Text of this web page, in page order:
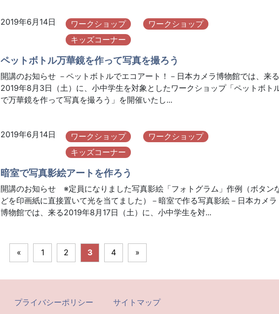
2019年6月14日 ワークショップ
ワークショップ
キッズコーナー
ペットボトル万華鏡を作って写真を撮ろう
開講のお知らせ －ペットボトルでエコアート！－日本カメラ博物館では、来る
2019年8月3日（土）に、小中学生を対象としたワークショップ「ペットボト
で万華鏡を作って写真を撮ろう」を開催いたし...
2019年6月14日 ワークショップ
ワークショップ
キッズコーナー
暗室で写真影絵アートを作ろう
開講のお知らせ ※定員になりました写真影絵「フォトグラム」作例（ボタン
どを印画紙に直接置いて光を当てました）－暗室で作る写真影絵－日本カメラ
博物館では、来る2019年8月17日（土）に、小中学生を対...
« 1 2 3 4 »
プライバシーポリシー サイトマップ